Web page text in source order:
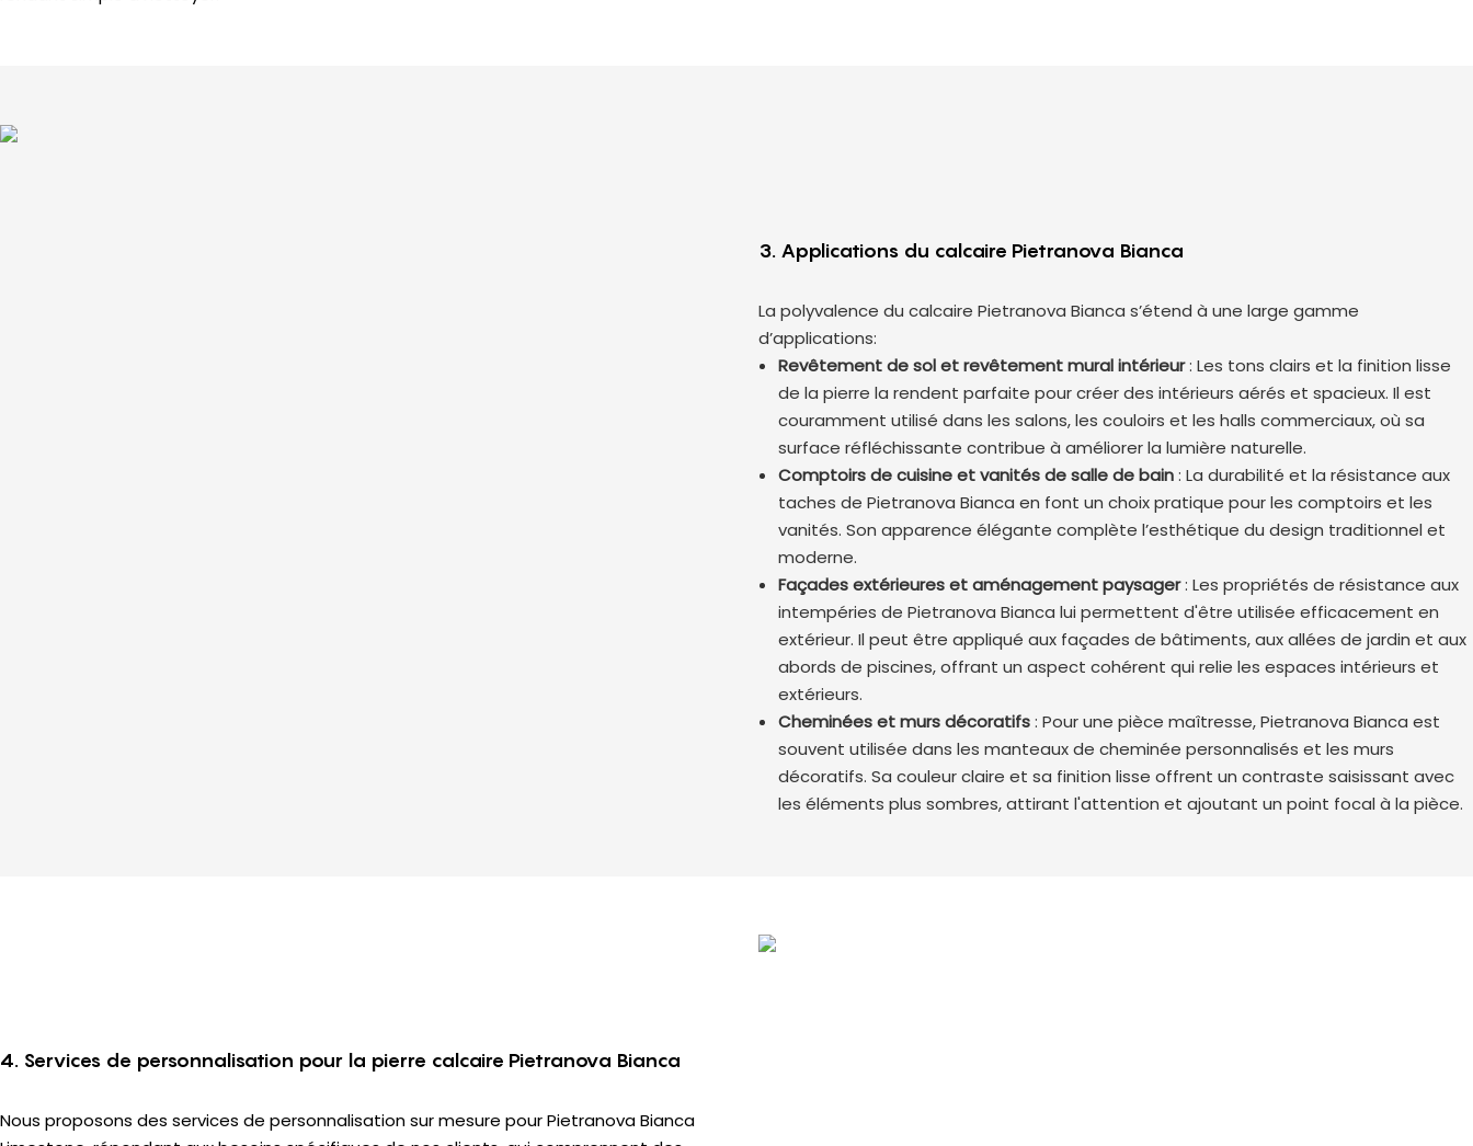
3. Applications du calcaire Pietranova Bianca
La polyvalence du calcaire Pietranova Bianca s’étend à une large gamme
d’applications:
Revêtement de sol et revêtement mural intérieur: Les tons clairs et la finition lisse
de la pierre la rendent parfaite pour créer des intérieurs aérés et spacieux. Il est
couramment utilisé dans les salons, les couloirs et les halls commerciaux, où sa
surface réfléchissante contribue à améliorer la lumière naturelle.
Comptoirs de cuisine et vanités de salle de bain: La durabilité et la résistance aux
taches de Pietranova Bianca en font un choix pratique pour les comptoirs et les
vanités. Son apparence élégante complète l’esthétique du design traditionnel et
moderne.
Façades extérieures et aménagement paysager: Les propriétés de résistance aux
intempéries de Pietranova Bianca lui permettent d'être utilisée efficacement en
extérieur. Il peut être appliqué aux façades de bâtiments, aux allées de jardin et aux
abords de piscines, offrant un aspect cohérent qui relie les espaces intérieurs et
extérieurs.
Cheminées et murs décoratifs: Pour une pièce maîtresse, Pietranova Bianca est
souvent utilisée dans les manteaux de cheminée personnalisés et les murs
décoratifs. Sa couleur claire et sa finition lisse offrent un contraste saisissant avec
les éléments plus sombres, attirant l'attention et ajoutant un point focal à la pièce.
4. Services de personnalisation pour la pierre calcaire Pietranova Bianca
Nous proposons des services de personnalisation sur mesure pour Pietranova Bianca